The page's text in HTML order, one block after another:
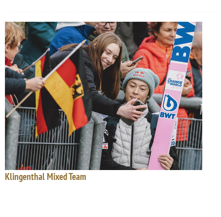
Klingenthal Mixed Team